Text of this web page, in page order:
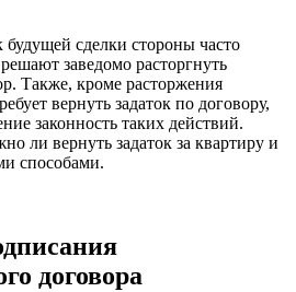
сделки стороны часто
заведомо расторгнуть
Также, кроме расторжения
вернуть задаток по договору,
законность таких действий.
ли вернуть задаток за квартиру и
способами.
договора